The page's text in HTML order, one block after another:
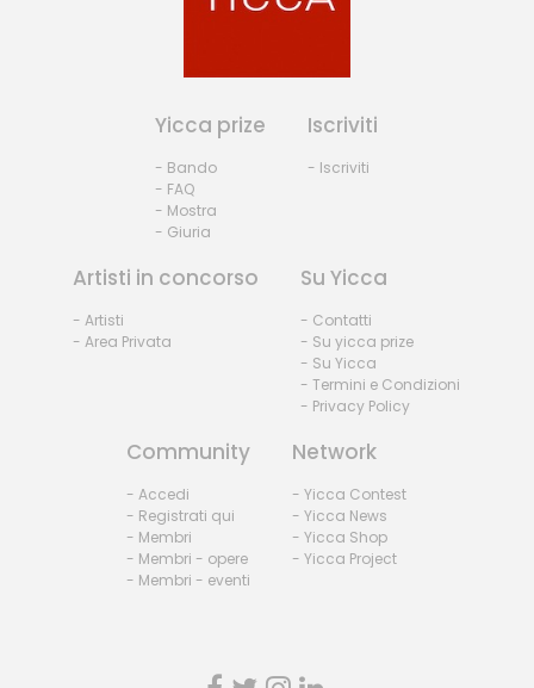
Yicca prize
- Bando
- FAQ
- Mostra
- Giuria
Iscriviti
- Iscriviti
Artisti in concorso
- Artisti
- Area Privata
Su Yicca
- Contatti
- Su yicca prize
- Su Yicca
- Termini e Condizioni
- Privacy Policy
Community
- Accedi
- Registrati qui
- Membri
- Membri - opere
- Membri - eventi
Network
- Yicca Contest
- Yicca News
- Yicca Shop
- Yicca Project